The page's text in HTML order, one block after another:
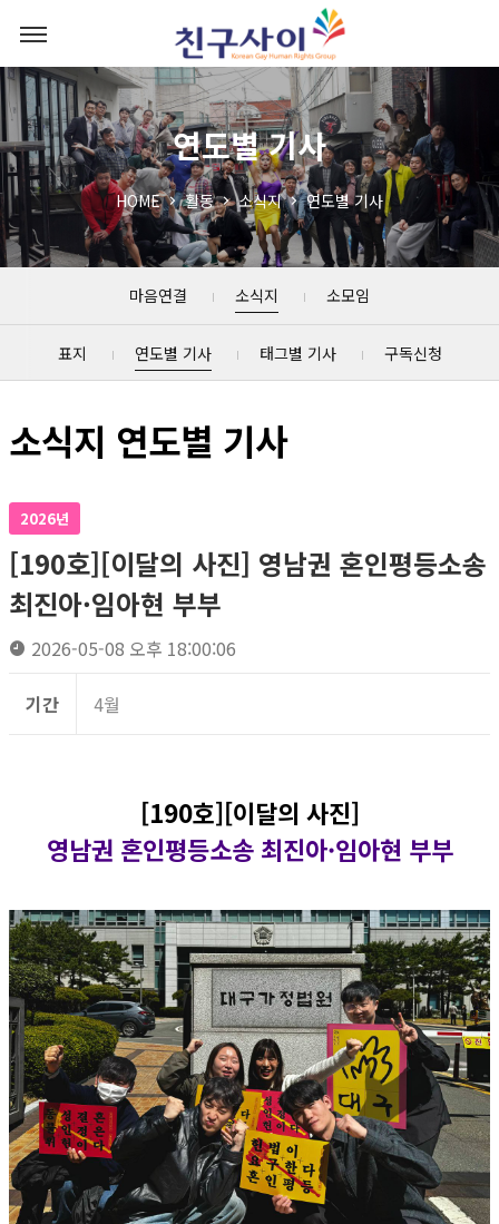
연도별 기사
HOME 활동 소식지 연도별 기사
마음연결 소식지 소모임
표지 연도별 기사 태그별 기사 구독신청
소식지 연도별 기사
2026년
[190호][이달의 사진] 영남권 혼인평등소송
최진아·임아현 부부
2026-05-08 오후 18:00:06
기간 4월
[190호][이달의 사진]
영남권 혼인평등소송 최진아·임아현 부부